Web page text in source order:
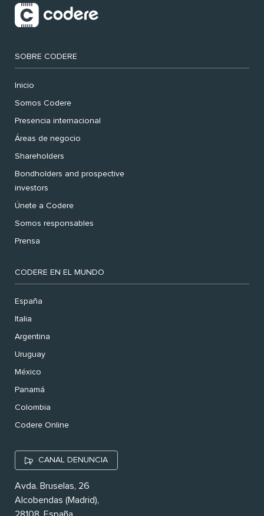
SOBRE CODERE
Inicio
Somos Codere
Presencia internacional
Áreas de negocio
Shareholders
Bondholders and prospective
investors
Únete a Codere
Somos responsables
Prensa
CODERE EN EL MUNDO
España
Italia
Argentina
Uruguay
México
Panamá
Colombia
Codere Online
CANAL DENUNCIA
Avda. Bruselas, 26
Alcobendas (Madrid),
28108. España